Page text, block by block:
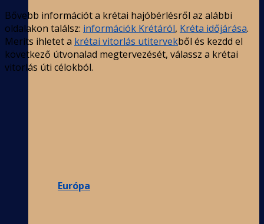
Európa
Bővebb információt a krétai hajóbérlésről az alábbi
oldalakon találsz: információk Krétáról, Kréta időjárása.
Meríts ihletet a krétai vitorlás utitervekből és kezdd el
következő útvonalad megtervezését, válassz a krétai
vitorlás úti célokból.